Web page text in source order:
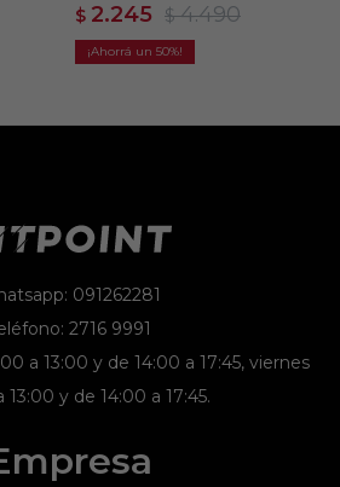
$ 2.245 $ 4.490
50
091262281
2716 9991
a 13:00 y de 14:00 a 17:45, viernes
13:00 y de 14:00 a 17:45.